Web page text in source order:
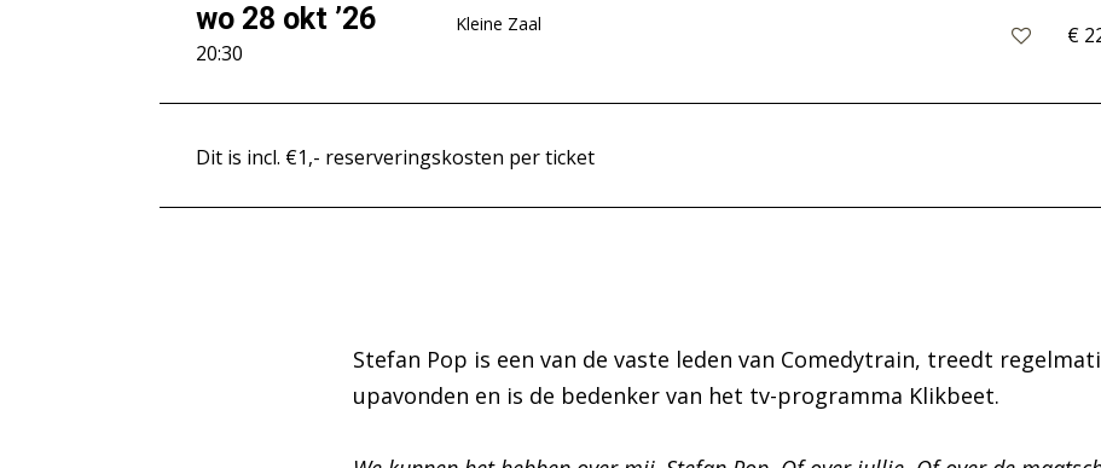
wo 28 okt ’26
20:30
Kleine Zaal €
Dit is incl. €1,- reserveringskosten per ticket
Stefan Pop is een van de vaste leden van Comedytrain, treedt
upavonden en is de bedenker van het tv-programma Klikbeet.